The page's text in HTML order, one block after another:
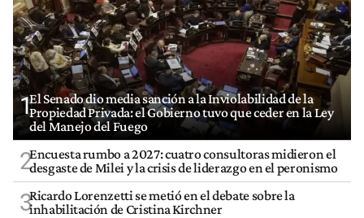
1El Senado dio media sanción a la Inviolabilidad de la
Propiedad Privada: el Gobierno tuvo que ceder en la Ley
del Manejo del Fuego
2Encuesta rumbo a 2027: cuatro consultoras midieron el
desgaste de Milei y la crisis de liderazgo en el peronismo
3Ricardo Lorenzetti se metió en el debate sobre la
inhabilitación de Cristina Kirchner